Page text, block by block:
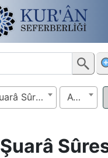
26. Şuarâ Sûresi Ayet
Şuarâ